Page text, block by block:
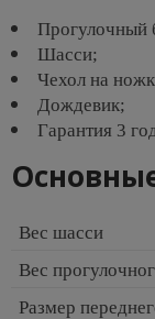
Прогулочный
Шасси;
Чехол на
Дождевик;
Гарантия 3
Вес шасси
Вес
Размер